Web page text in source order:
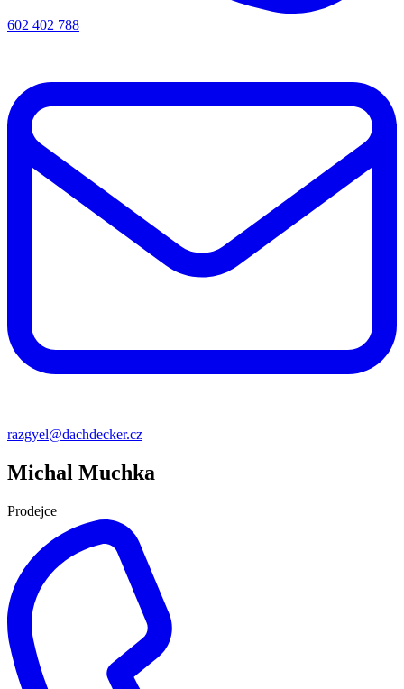
602 402 788
razgyel@dachdecker.cz
Michal Muchka
Prodejce